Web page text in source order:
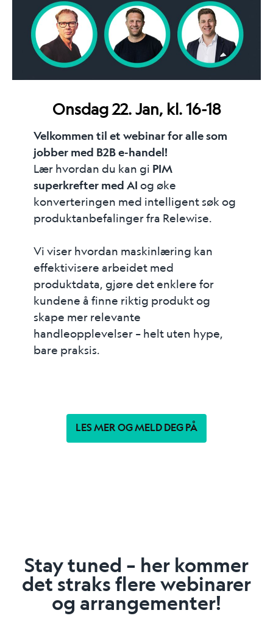
Onsdag 22. Jan, kl. 16-18
Velkommen til et webinar for alle som
jobber med B2B e-handel!
Lær hvordan du kan gi PIM
superkrefter med AI og øke
konverteringen med intelligent søk og
produktanbefalinger fra Relewise.
Vi viser hvordan maskinlæring kan
effektivisere arbeidet med
produktdata, gjøre det enklere for
kundene å finne riktig produkt og
skape mer relevante
handleopplevelser – helt uten hype,
bare praksis.
LES MER OG MELD DEG PÅ
Stay tuned – her kommer
det straks flere webinarer
og arrangementer!